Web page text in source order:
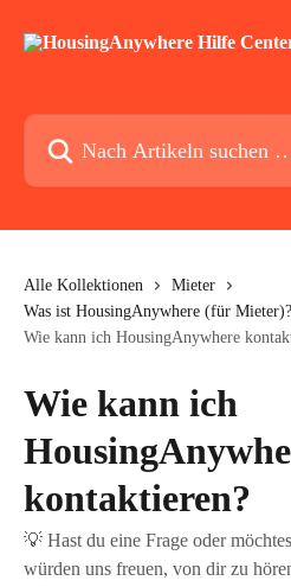
Nach Artikeln suchen …
Alle Kollektionen
Mieter
Was ist HousingAnywhere (für Mieter)?
Wie kann ich HousingAnywhere
Wie kann ich
kontaktieren?
💡 Hast du eine Frage oder
würden uns freuen, von dir zu